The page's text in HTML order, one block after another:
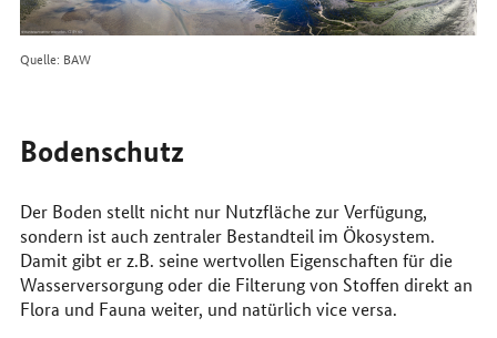
Quelle: BAW
Bodenschutz
Der Boden stellt nicht nur Nutzfläche zur Verfügung,
sondern ist auch zentraler Bestandteil im Ökosystem.
Damit gibt er z.B. seine wertvollen Eigenschaften für die
Wasserversorgung oder die Filterung von Stoffen direkt an
Flora und Fauna weiter, und natürlich vice versa.